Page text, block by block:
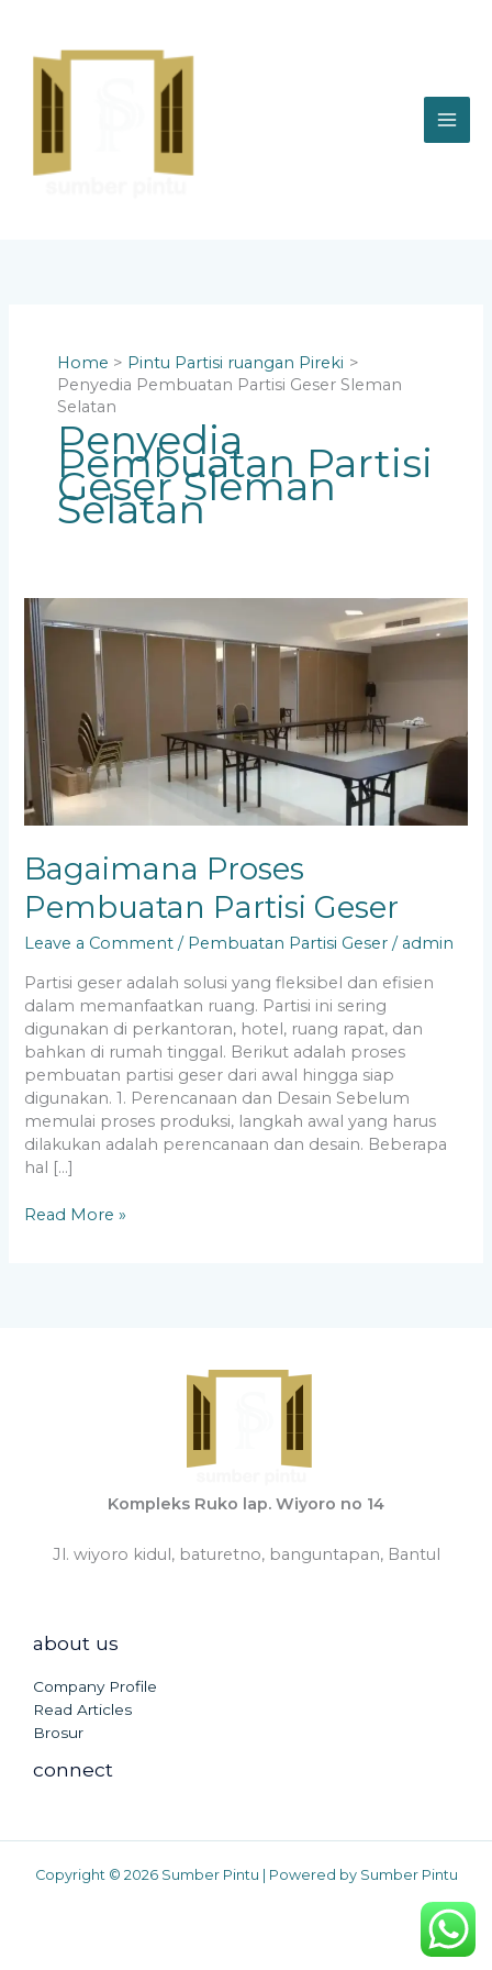
content
Home
Pintu Partisi ruangan Pireki
Penyedia Pembuatan Partisi Geser Sleman
Selatan
Penyedia
Pembuatan Partisi
Geser Sleman
Selatan
Bagaimana Proses
Pembuatan Partisi Geser
Leave a Comment / Pembuatan Partisi Geser / admin
Partisi geser adalah solusi yang fleksibel dan efisien
dalam memanfaatkan ruang. Partisi ini sering
digunakan di perkantoran, hotel, ruang rapat, dan
bahkan di rumah tinggal. Berikut adalah proses
pembuatan partisi geser dari awal hingga siap
digunakan. 1. Perencanaan dan Desain Sebelum
memulai proses produksi, langkah awal yang harus
dilakukan adalah perencanaan dan desain. Beberapa
hal […]
Bagaimana
Proses
Pembuatan
Partisi
Geser
Read More »
Kompleks Ruko lap. Wiyoro no 14
Jl. wiyoro kidul, baturetno, banguntapan, Bantul
about us
Company Profile
Read Articles
Brosur
connect
Copyright © 2026 Sumber Pintu | Powered by Sumber Pintu